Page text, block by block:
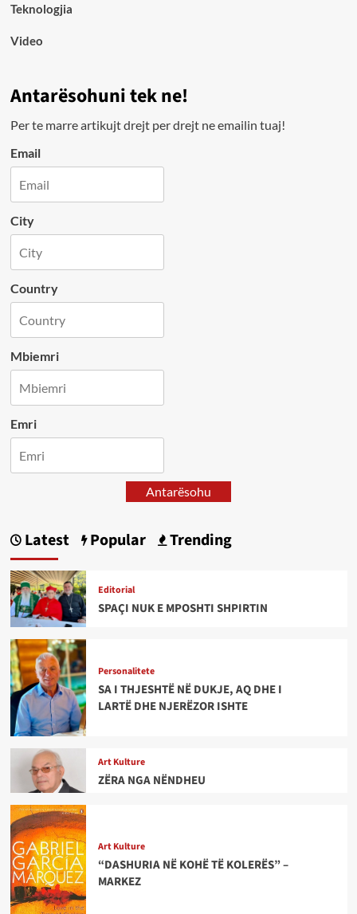
Teknologjia
Video
Antarësohuni tek ne!
Per te marre artikujt drejt per drejt ne emailin tuaj!
Email
City
Country
Mbiemri
Emri
Antarësohu
Latest Popular Trending
Editorial
SPAÇI NUK E MPOSHTI SHPIRTIN
Personalitete
SA I THJESHTË NË DUKJE, AQ DHE I
LARTË DHE NJERËZOR ISHTE
Art Kulture
ZËRA NGA NËNDHEU
Art Kulture
“DASHURIA NË KOHË TË KOLERËS” –
MARKEZ